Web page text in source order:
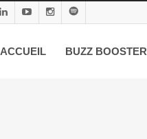
ACCUEIL BUZZ BOOSTER